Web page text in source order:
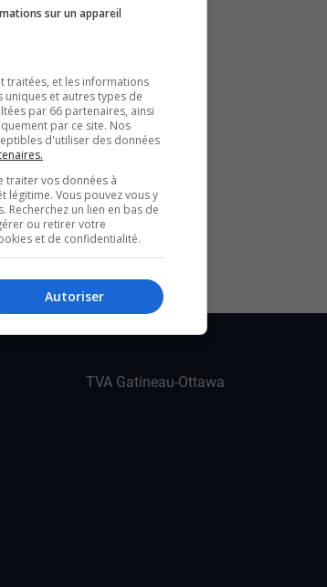
au coeur
YouTube
X
TVA Gatineau-Ottawa
sur un appareil
traitées, et les informations
et autres types de
par 66 partenaires, ainsi
par ce site. Nos
d'utiliser des données
traiter vos données à
légitime. Vous pouvez vous y
un lien en bas de
ou retirer votre
et de confidentialité.
Autoriser